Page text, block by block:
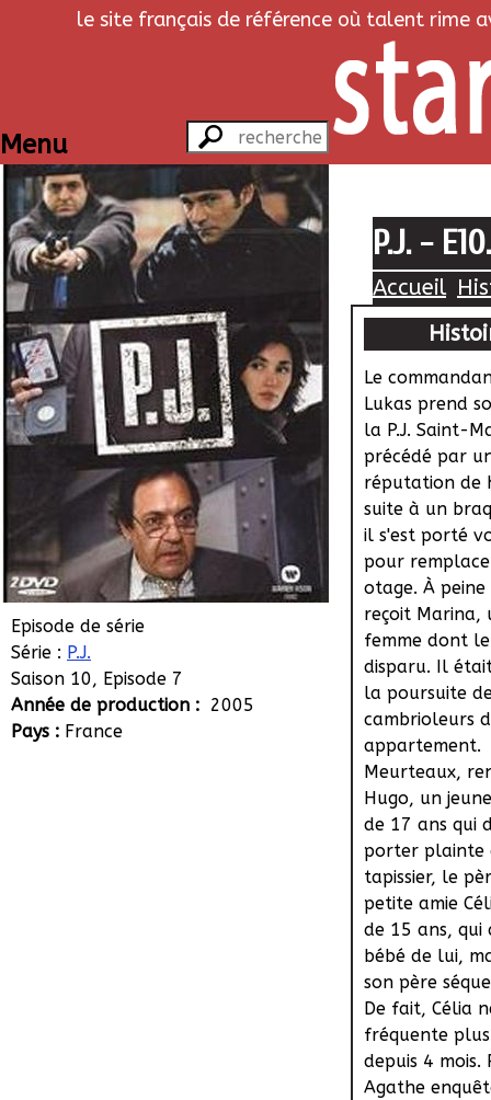
le site français de référence où talent rime
Menu
Episode de série
Série : P.J.
Saison 10, Episode 7
Année de production : 2005
Pays : France
P.J. -
Accueil
Le
Lukas prend
la P.J. Saint-
précédé par
réputation de
suite à un
il s'est porté
pour
otage. À
reçoit Marina,
femme dont
disparu. Il
la poursuite
cambrioleurs
appartement.
Meurteaux,
Hugo, un
de 17 ans qui
porter plainte
tapissier, le
petite amie
de 15 ans,
bébé de lui,
son père
De fait, Célia
fréquente
depuis 4 mois.
Agathe